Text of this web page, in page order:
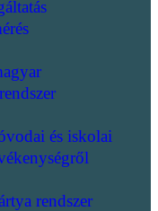
és iskolai
rendszer